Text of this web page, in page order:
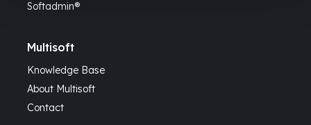
Softadmin®
Multisoft
Knowledge Base
About Multisoft
Contact